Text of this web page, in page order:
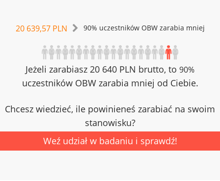
20 639,57 PLN 90% uczestników OBW zarabia mniej
Jeżeli zarabiasz 20 640 PLN brutto, to 90%
uczestników OBW zarabia mniej od Ciebie.
Chcesz wiedzieć, ile powinieneś zarabiać na swoim
stanowisku?
Weź udział w badaniu i sprawdź!